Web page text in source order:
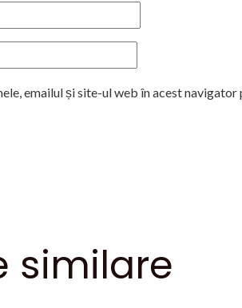
emailul și site-ul web în acest
similare